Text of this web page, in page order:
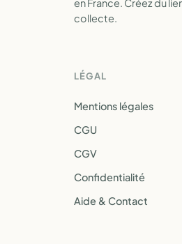
en France. Créez du
collecte.
LÉGAL
Mentions légales
CGU
CGV
Confidentialité
Aide & Contact